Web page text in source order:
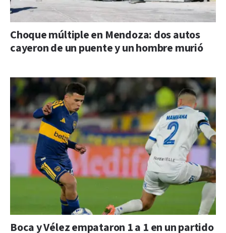
Choque múltiple en Mendoza: dos autos
cayeron de un puente y un hombre murió
Boca y Vélez empataron 1 a 1 en un partido